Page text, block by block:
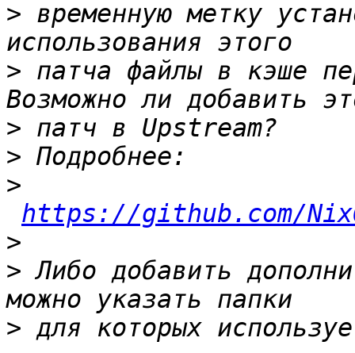
> временную метку
> патча файлы в кэше
>
>
>
https://github.com/
>
> Либо добавить
>